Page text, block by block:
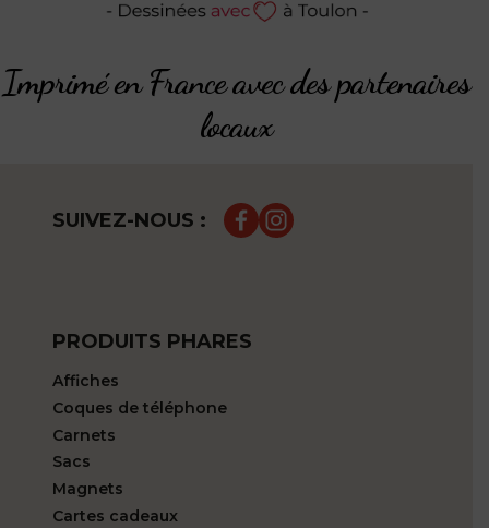
Imprimé en France avec des partenaires
locaux
SUIVEZ-NOUS :
PRODUITS PHARES
Affiches
Coques de téléphone
Carnets
Sacs
Magnets
Cartes cadeaux